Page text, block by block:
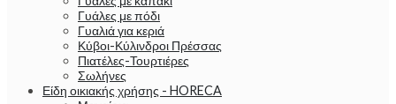
Γυάλες με πόδι
Γυαλιά για κεριά
Κύβοι-Κύλινδροι Πρέσσας
Πιατέλες-Τουρτιέρες
Σωλήνες
Είδη οικιακής χρήσης - HORECA